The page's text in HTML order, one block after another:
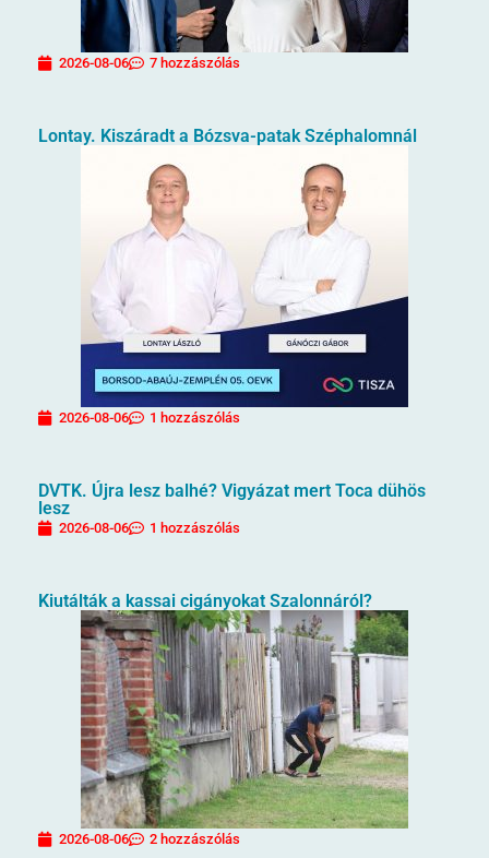
2026-08-06 7 hozzászólás
Lontay. Kiszáradt a Bózsva-patak Széphalomnál
2026-08-06 1 hozzászólás
DVTK. Újra lesz balhé? Vigyázat mert Toca dühös
lesz
2026-08-06 1 hozzászólás
Kiutálták a kassai cigányokat Szalonnáról?
2026-08-06 2 hozzászólás